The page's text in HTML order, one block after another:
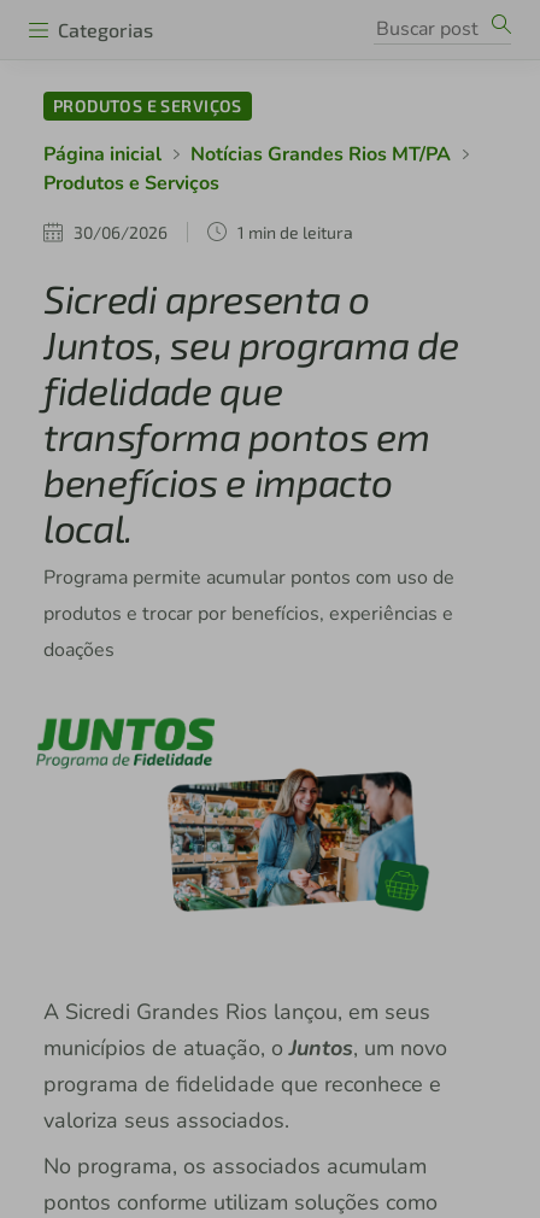
Categorias
PRODUTOS E SERVIÇOS
Página inicial
Notícias Grandes Rios MT/PA
Produtos e Serviços
30/06/2026 1 min de leitura
Sicredi apresenta o
Juntos, seu programa de
fidelidade que
transforma pontos em
benefícios e impacto
local.
Programa permite acumular pontos com uso de
produtos e trocar por benefícios, experiências e
doações
A Sicredi Grandes Rios lançou, em seus
municípios de atuação, oJuntos, um novo
programa de fidelidade que reconhece e
valoriza seus associados.
No programa, os associados acumulam
pontos conforme utilizam soluções como